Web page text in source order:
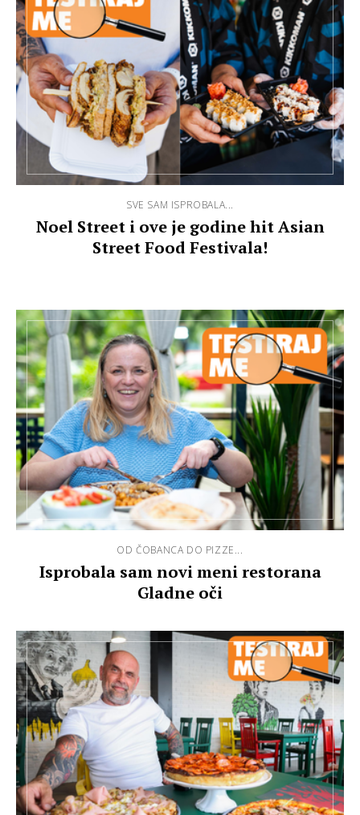
SVE SAM ISPROBALA...
Noel Street i ove je godine hit Asian
Street Food Festivala!
OD ČOBANCA DO PIZZE...
Isprobala sam novi meni restorana
Gladne oči